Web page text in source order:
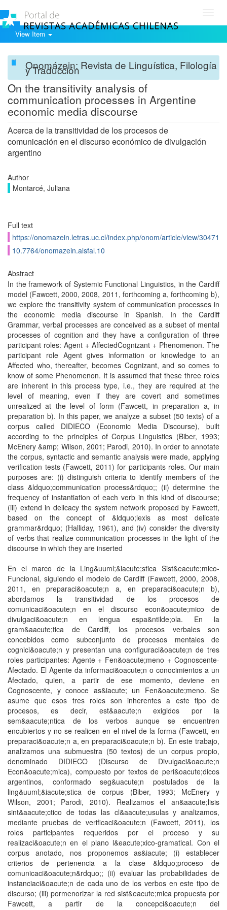
View Item
Onomázein: Revista de Linguística, Filología
y Traducción
On the transitivity analysis of
communication processes in Argentine
economic media discourse
Acerca de la transitividad de los procesos de
comunicación en el discurso económico de divulgación
argentino
Author
Montarcé, Juliana
Full text
https://onomazein.letras.uc.cl/index.php/onom/article/view/30471
10.7764/onomazein.alsfal.10
Abstract
In the framework of Systemic Functional Linguistics, in the Cardiff
model (Fawcett, 2000, 2008, 2011, forthcoming a, forthcoming b),
we explore the transitivity system of communication processes in
the economic media discourse in Spanish. In the Cardiff
Grammar, verbal processes are conceived as a subset of mental
processes of cognition and they have a configuration of three
participant roles: Agent + AffectedCognizant + Phenomenon. The
participant role Agent gives information or knowledge to an
Affected who, thereafter, becomes Cognizant, and so comes to
know of some Phenomenon. It is assumed that these three roles
are inherent in this process type, i.e., they are required at the
level of meaning, even if they are covert and sometimes
unrealized at the level of form (Fawcett, in preparation a, in
preparation b). In this paper, we analyze a subset (50 texts) of a
corpus called DIDIECO (Economic Media Discourse), built
according to the principles of Corpus Linguistics (Biber, 1993;
McEnery &amp; Wilson, 2001; Parodi, 2010). In order to annotate
the corpus, syntactic and semantic analysis were made, applying
verification tests (Fawcett, 2011) for participants roles. Our main
purposes are: (i) distinguish criteria to identify members of the
class &ldquo;communication process&rdquo;; (ii) determine the
frequency of instantiation of each verb in this kind of discourse;
(iii) extend in delicacy the system network proposed by Fawcett,
based on the concept of &ldquo;lexis as most delicate
grammar&rdquo; (Halliday, 1961), and (iv) consider the diversity
of verbs that realize communication processes in the light of the
discourse in which they are inserted
En el marco de la Ling&uuml;&iacute;stica Sist&eacute;mico-
Funcional, siguiendo el modelo de Cardiff (Fawcett, 2000, 2008,
2011, en preparaci&oacute;n a, en preparaci&oacute;n b),
abordamos la transitividad de los procesos de
comunicaci&oacute;n en el discurso econ&oacute;mico de
divulgaci&oacute;n en lengua espa&ntilde;ola. En la
gram&aacute;tica de Cardiff, los procesos verbales son
concebidos como subconjunto de procesos mentales de
cognici&oacute;n y presentan una configuraci&oacute;n de tres
roles participantes: Agente + Fen&oacute;meno + Cognoscente-
Afectado. El Agente da informaci&oacute;n o conocimientos a un
Afectado, quien, a partir de ese momento, deviene en
Cognoscente, y conoce as&iacute; un Fen&oacute;meno. Se
asume que esos tres roles son inherentes a este tipo de
procesos, es decir, est&aacute;n exigidos por la
sem&aacute;ntica de los verbos aunque se encuentren
encubiertos y no se realicen en el nivel de la forma (Fawcett, en
preparaci&oacute;n a, en preparaci&oacute;n b). En este trabajo,
analizamos una submuestra (50 textos) de un corpus propio,
denominado DIDIECO (Discurso de Divulgaci&oacute;n
Econ&oacute;mica), compuesto por textos de peri&oacute;dicos
argentinos, conformado seg&uacute;n postulados de la
ling&uuml;&iacute;stica de corpus (Biber, 1993; McEnery y
Wilson, 2001; Parodi, 2010). Realizamos el an&aacute;lisis
sint&aacute;ctico de todas las cl&aacute;usulas y analizamos,
mediante pruebas de verificaci&oacute;n (Fawcett, 2011), los
roles participantes requeridos por el proceso y su
realizaci&oacute;n en el plano l&eacute;xico-gramatical. Con el
corpus anotado, nos proponemos as&iacute; (i) establecer
criterios de pertenencia a la clase &ldquo;proceso de
comunicaci&oacute;n&rdquo;; (ii) evaluar las probabilidades de
instanciaci&oacute;n de cada uno de los verbos en este tipo de
discurso; (iii) pormenorizar la red sist&eacute;mica propuesta por
Fawcett, a partir de la concepci&oacute;n del